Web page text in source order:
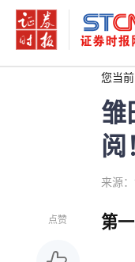
您当前
雏
阅！
来源
点赞 第